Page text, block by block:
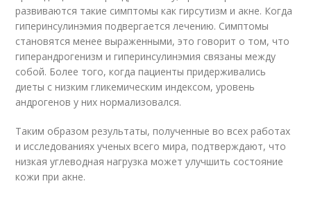
развиваются такие симптомы как гирсутизм и акне. Когда
гиперинсулинэмия подвергается лечению. Симптомы
становятся менее выраженными, это говорит о том, что
гиперандрогенизм и гиперинсулинэмия связаны между
собой. Более того, когда пациенты придерживались
диеты с низким гликемическим индексом, уровень
андрогенов у них нормализовался.
Таким образом результаты, полученные во всех работах
и исследованиях ученых всего мира, подтверждают, что
низкая углеводная нагрузка может улучшить состояние
кожи при акне.